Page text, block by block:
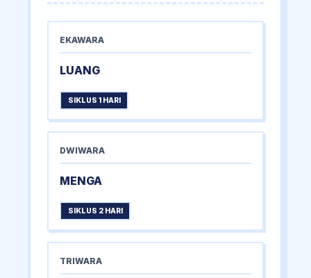
EKAWARA
LUANG
SIKLUS 1 HARI
DWIWARA
MENGA
SIKLUS 2 HARI
TRIWARA